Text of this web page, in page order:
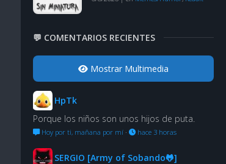
💬 COMENTARIOS RECIENTES
Mostrar Multimedia
HpTk
Porque los niños son unos hijos de puta.
Hoy por ti, mañana por mí · hace 3 horas
SERGIO [Army of Sobando🐸]